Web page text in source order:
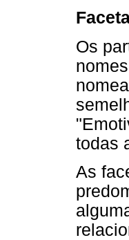
Os
todas
As